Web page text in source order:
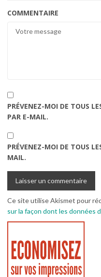
COMMENTAIRE
PRÉVENEZ-MOI DE TOUS
PAR E-MAIL.
PRÉVENEZ-MOI DE TOUS
MAIL.
Ce site utilise Akismet pour
sur la façon dont les données